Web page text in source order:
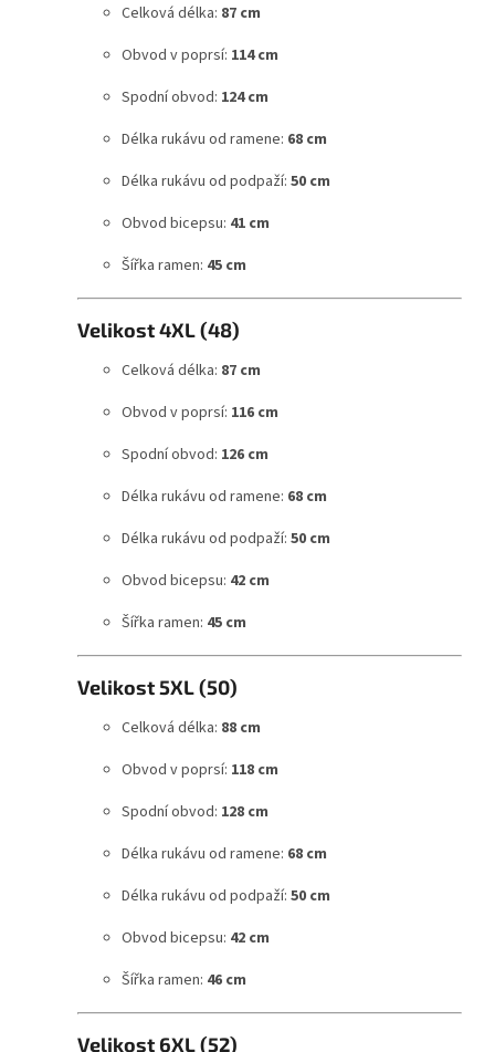
Celková délka: 87 cm
Obvod v poprsí: 114 cm
Spodní obvod: 124 cm
Délka rukávu od ramene: 68 cm
Délka rukávu od podpaží: 50 cm
Obvod bicepsu: 41 cm
Šířka ramen: 45 cm
Velikost 4XL (48)
Celková délka: 87 cm
Obvod v poprsí: 116 cm
Spodní obvod: 126 cm
Délka rukávu od ramene: 68 cm
Délka rukávu od podpaží: 50 cm
Obvod bicepsu: 42 cm
Šířka ramen: 45 cm
Velikost 5XL (50)
Celková délka: 88 cm
Obvod v poprsí: 118 cm
Spodní obvod: 128 cm
Délka rukávu od ramene: 68 cm
Délka rukávu od podpaží: 50 cm
Obvod bicepsu: 42 cm
Šířka ramen: 46 cm
Velikost 6XL (52)